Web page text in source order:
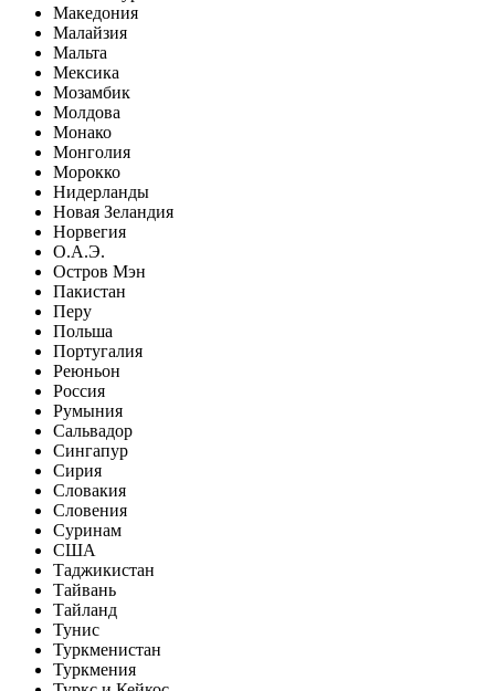
Македония
Малайзия
Мальта
Мексика
Мозамбик
Молдова
Монако
Монголия
Морокко
Нидерланды
Новая Зеландия
Норвегия
О.А.Э.
Остров Мэн
Пакистан
Перу
Польша
Португалия
Реюньон
Россия
Румыния
Сальвадор
Сингапур
Сирия
Словакия
Словения
Суринам
США
Таджикистан
Тайвань
Тайланд
Тунис
Туркменистан
Туркмения